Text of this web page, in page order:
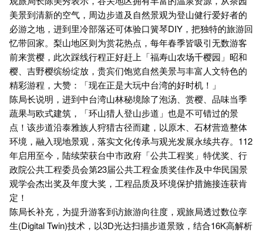
美景到清新的空气，周边步道及自然景观为登山健行爱好者的
必游之地，进到里冷部落还可体验口簧琴DIY，把独特的旅游回
忆带回家。梨山地区则为赏花热点，每年春季皆吸引无数游客
前来赏樱，此次踩线行程正好赶上「福寿山农场千樱园」昭和
樱、吉野樱缤纷绽放，贵宾们饱览自然美景与丰富人文特色的
精彩游程，大赞：「现在正是大玩中台湾的好时机！」
陈局长说明，进到中台湾山林秘境除了泡汤、赏樱、品味当季
蔬果与欧式建筑，「环山猎人登山步道」也是不可错过的景
点！该步道沿泰雅族人狩猎古径而建，以原木、石材营造整体
环境，融入现地景观，落实文化传承与观光发展永续共存。112
年启用至今，陆续荣获台中市政府「公共工程奖」特优奖、行
政院公共工程委员会第23届公共工程金质奖佳作及中华民国景
观学会杰出奖及年度大奖，工程品质及环境保护措施接连获肯
定！
陈局长补充，为提升游客到访旅游向往度，观旅局透过数位孪
生(Digital Twin)技术，以3D光达扫描步道景致，结合16K高解析